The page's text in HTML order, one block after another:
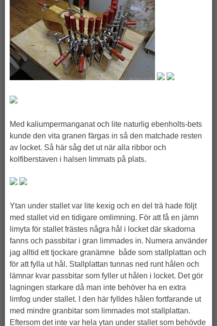
Med kaliumpermanganat och lite naturlig ebenholts-bets
kunde den vita granen färgas in så den matchade resten
av locket. Så här såg det ut när alla ribbor och
kolfiberstaven i halsen limmats på plats.
Ytan under stallet var lite kexig och en del trä hade följt
med stallet vid en tidigare omlimning. För att få en jämn
limyta för stallet frästes några hål i locket där skadorna
fanns och passbitar i gran limmades in. Numera använder
jag alltid ett tjockare granämne både som stallplattan och
för att fylla ut hål. Stallplattan tunnas ned runt hålen och
lämnar kvar passbitar som fyller ut hålen i locket. Det gör
lagningen starkare då man inte behöver ha en extra
limfog under stallet. I den här fylldes hålen fortfarande ut
med mindre granbitar som limmades mot stallplattan.
Eftersom det inte var hela ytan under stallet som behövde